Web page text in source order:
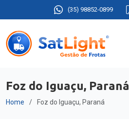
(35) 98852-0899
Foz do Iguaçu, Paraná
Home Foz do Iguaçu, Paraná